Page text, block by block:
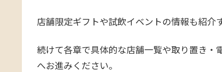
店舗限定ギフトや試飲イベントの情報も紹介
続けて各章で具体的な店舗一覧や取り置き
へお進みください。